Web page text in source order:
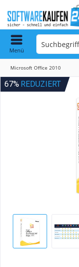
Menü
Microsoft Office 2010
67% REDUZIERT